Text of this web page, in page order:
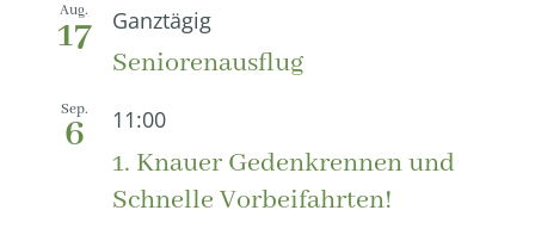
Aug.
17 Ganztägig
Seniorenausflug
Sep.
6 11:00
1. Knauer Gedenkrennen und
Schnelle Vorbeifahrten!